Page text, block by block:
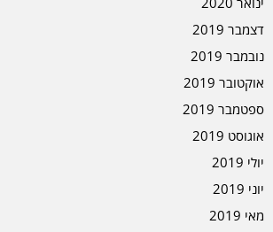
דצמבר 2019
נובמבר 2019
אוקטובר 2019
ספטמבר 2019
אוגוסט 2019
יולי 2019
יוני 2019
מאי 2019